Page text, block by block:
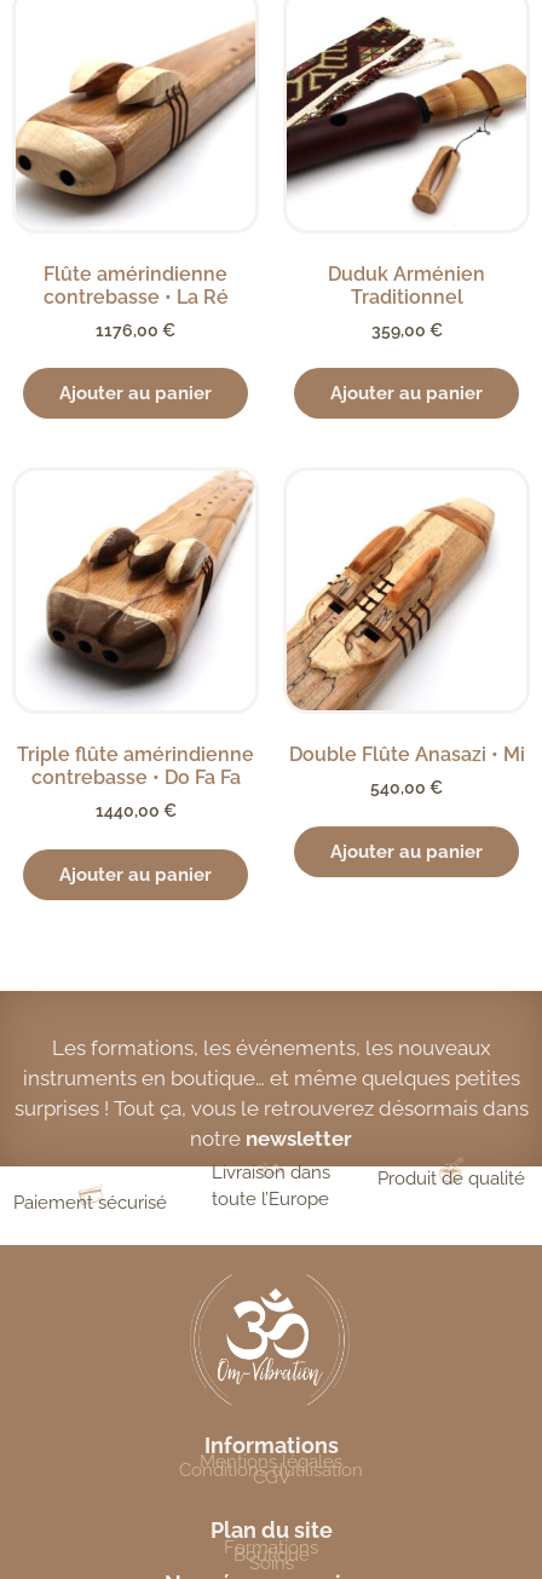
Flûte amérindienne
contrebasse • La Ré
1176,00 €
Ajouter au panier
Duduk Arménien
Traditionnel
359,00 €
Ajouter au panier
Triple flûte amérindienne
contrebasse • Do Fa Fa
1440,00 €
Ajouter au panier
Double Flûte Anasazi • Mi
540,00 €
Ajouter au panier
Les formations, les événements, les nouveaux
instruments en boutique… et même quelques petites
surprises ! Tout ça, vous le retrouverez désormais dans
notre newsletter
Paiement sécurisé
Livraison dans
toute l’Europe
Produit de qualité
Informations
Mentions légales
Conditions d’utilisation
CGV
Plan du site
Formations
Boutique
Soins